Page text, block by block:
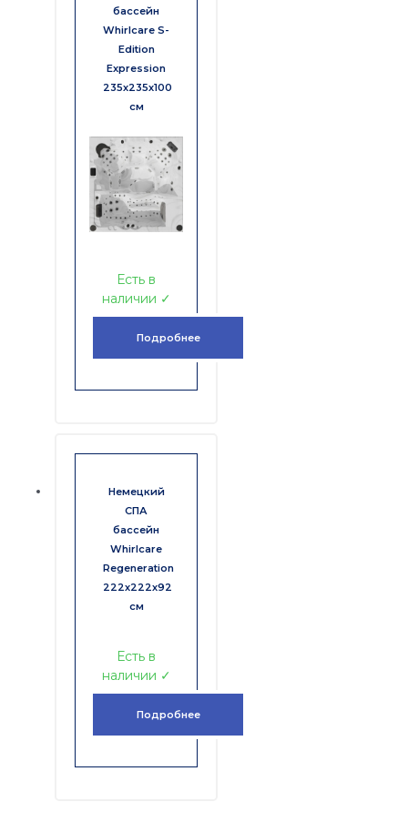
бассейн
Whirlcare S-
Edition
Expression
235х235х100
см
Есть в
наличии ✓
Подробнее
Немецкий
СПА
бассейн
Whirlcare
Regeneration
222х222х92
см
Есть в
наличии ✓
Подробнее